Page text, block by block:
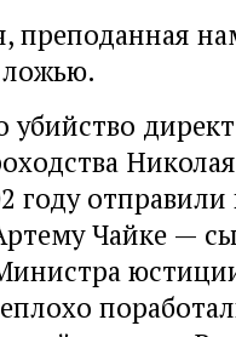
преподанная
ложью.
году отправили
Чайке —